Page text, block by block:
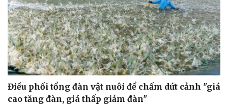
Điều phối tổng đàn vật nuôi để chấm dứt cảnh "giá
cao tăng đàn, giá thấp giảm đàn"